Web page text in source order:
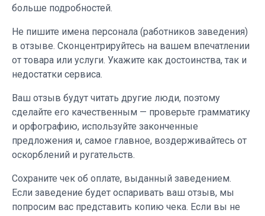
больше подробностей.
Не пишите имена персонала (работников заведения)
в отзыве. Сконцентрируйтесь на вашем впечатлении
от товара или услуги. Укажите как достоинства, так и
недостатки сервиса.
Ваш отзыв будут читать другие люди, поэтому
сделайте его качественным — проверьте грамматику
и орфографию, используйте законченные
предложения и, самое главное, воздерживайтесь от
оскорблений и ругательств.
Сохраните чек об оплате, выданный заведением.
Если заведение будет оспаривать ваш отзыв, мы
попросим вас представить копию чека. Если вы не